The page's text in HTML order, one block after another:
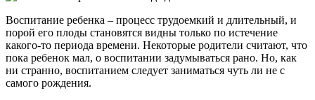
Воспитание ребенка – процесс трудоемкий и длительный, и
порой его плоды становятся видны только по истечение
какого-то периода времени. Некоторые родители считают, что
пока ребенок мал, о воспитании задумываться рано. Но, как
ни странно, воспитанием следует заниматься чуть ли не с
самого рождения.